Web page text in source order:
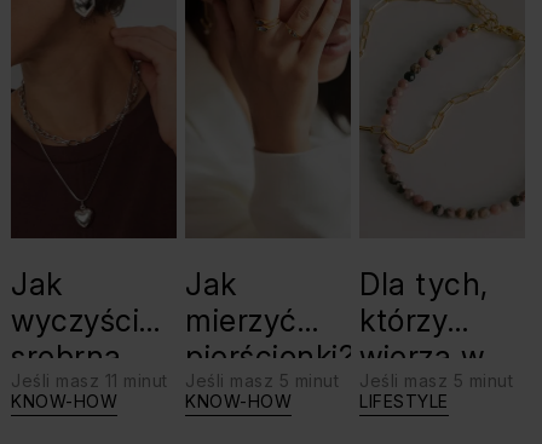
Jak
wyczyścić
srebrną
biżuterię?
Jeśli masz 11 minut
KNOW-HOW
Jak
mierzyć
pierścionki?
Jeśli masz 5 minut
KNOW-HOW
Dla tych,
którzy
wierzą w
swoje siły:
Jeśli masz 5 minut
LIFESTYLE